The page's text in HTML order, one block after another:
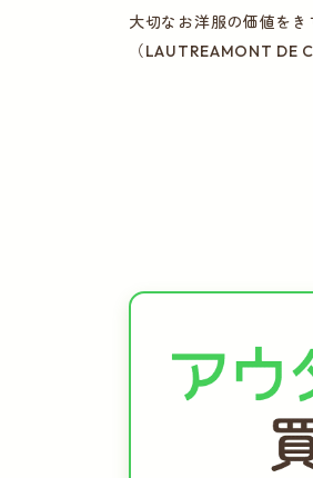
大切なお洋服の価値を
（LAUTREAMONT DE